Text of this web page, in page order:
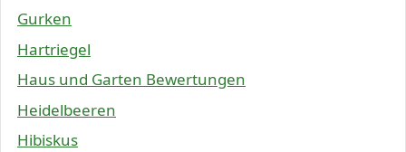
Gurken
Hartriegel
Haus und Garten Bewertungen
Heidelbeeren
Hibiskus